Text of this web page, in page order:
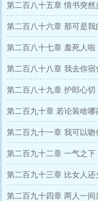
第二百八十五章 情书突然
第二百八十六章 那可是我
第二百八十七章 羞死人啦
第二百八十八章 我去你宿
第二百八十九章 护郎心切
第二百九十章 若论装啥哪
第二百九十一章 我可以吻
第二百九十二章 一气之下
第二百九十三章 比女人还
第二百九十四章 两人一间